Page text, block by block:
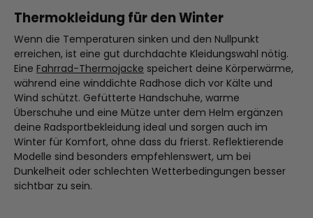
Thermokleidung für den Winter
Wenn die Temperaturen sinken und den Nullpunkt
erreichen, ist eine gut durchdachte Kleidungswahl nötig.
Eine Fahrrad-Thermojacke speichert deine Körperwärme,
während eine winddichte Radhose dich vor Kälte und
Wind schützt. Gefütterte Handschuhe, warme
Überschuhe und eine Mütze unter dem Helm ergänzen
deine Radsportbekleidung ideal und sorgen auch im
Winter für Komfort, ohne dass du frierst. Reflektierende
Modelle sind besonders empfehlenswert, um bei
Dunkelheit oder schlechten Wetterbedingungen besser
sichtbar zu sein.